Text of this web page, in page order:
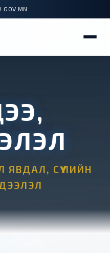
ЯВДАЛ, СҮҮЛИЙН